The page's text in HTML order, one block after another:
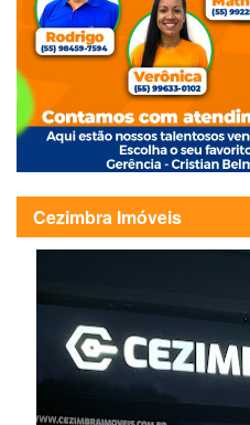
Cezimbra Imóveis